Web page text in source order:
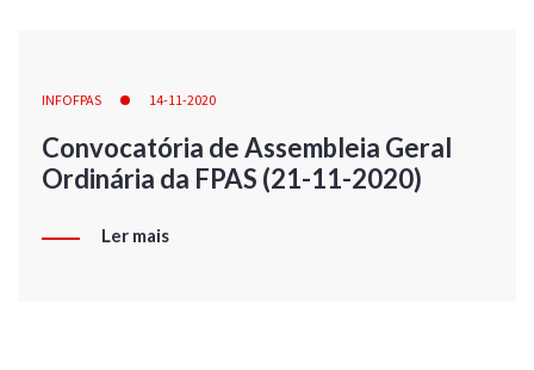
INFOFPAS 14-11-2020
Convocatória de Assembleia Geral
Ordinária da FPAS (21-11-2020)
Ler mais